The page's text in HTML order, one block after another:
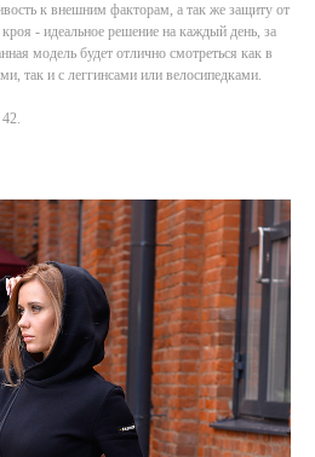
к внешним факторам, а так же защиту от
- идеальное решение на каждый день, за
модель будет отлично смотреться как в
так и с леггинсами или велосипедками.